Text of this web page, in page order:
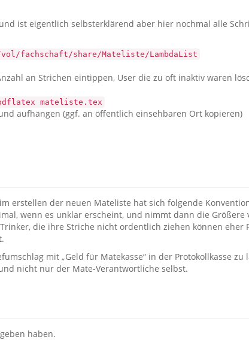
ist eigentlich selbsterklärend aber hier nochmal alle
fachschaft/share/Mateliste/LambdaList
an Strichen eintippen, User die zu oft inaktiv waren
mateliste.tex
aufhängen (ggf. an öffentlich einsehbaren Ort kopieren)
erstellen der neuen Mateliste hat sich folgende
wenn es unklar erscheint, und nimmt dann die Größere
die ihre Striche nicht ordentlich ziehen können eher
mit „Geld für Matekasse“ in der Protokollkasse zu
nicht nur der Mate-Verantwortliche selbst.
haben.